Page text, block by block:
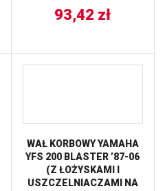
93,42 zł
WAŁ KORBOWY YAMAHA
YFS 200 BLASTER ’87-06
(Z ŁOŻYSKAMI I
USZCZELNIACZAMI NA